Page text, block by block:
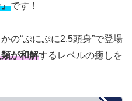
です！
の“ぷにぷに2.5頭身”で登場
が和解するレベルの癒しを